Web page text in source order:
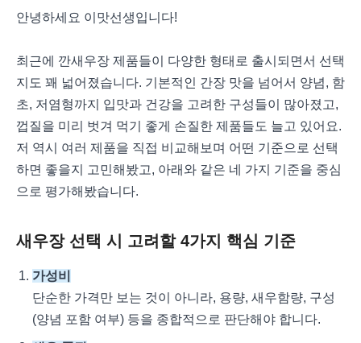
안녕하세요 이맛선생입니다!
최근에 깐새우장 제품들이 다양한 형태로 출시되면서 선택
지도 꽤 넓어졌습니다. 기본적인 간장 맛을 넘어서 양념, 함
초, 저염형까지 입맛과 건강을 고려한 구성들이 많아졌고,
껍질을 미리 벗겨 먹기 좋게 손질한 제품들도 늘고 있어요.
저 역시 여러 제품을 직접 비교해보며 어떤 기준으로 선택
하면 좋을지 고민해봤고, 아래와 같은 네 가지 기준을 중심
으로 평가해봤습니다.
새우장 선택 시 고려할 4가지 핵심 기준
가성비
단순한 가격만 보는 것이 아니라, 용량, 새우함량, 구성
(양념 포함 여부) 등을 종합적으로 판단해야 합니다.